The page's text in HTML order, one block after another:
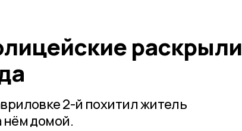
раскрыли
2-й похитил житель
нём домой.